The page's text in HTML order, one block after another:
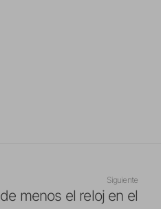
Siguiente
menos el reloj en el